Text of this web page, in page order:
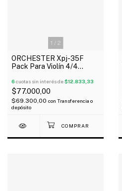
1 / 2
ORCHESTER Xpj-35F
Pack Para Violín 4/4
Mentonera Cordal Pin
6 cuotas sin interés de$12.833,33
$77.000,00
$69.300,00 con Transferencia o
depósito